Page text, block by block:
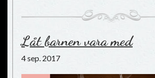
Låt barnen vara med
4 sep. 2017